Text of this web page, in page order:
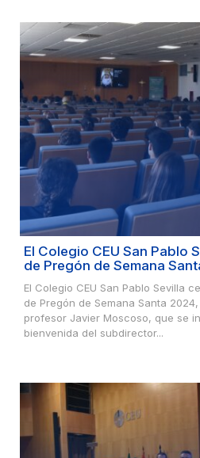
El Colegio CEU San Pablo
de Pregón de Semana
El Colegio CEU San Pablo Sevilla
de Pregón de Semana Santa
profesor Javier Moscoso, que se
bienvenida del subdirector...